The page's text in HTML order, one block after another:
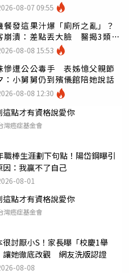
08-07 09:55
餐發這果汁爆「廁所之亂」？
崩潰：差點丟大臉 醫揭3類人
喝 08-08 15:53
慘遭公公毒手 表姊憶父親節
：小舅舅仍到殯儀館陪她說話
08-08 12:30
這點才有資格說愛你
灣癌症基金會
職棒生涯劃下句點！陽岱鋼曝引
因：我贏不了自己
08-01
這點才有資格說愛你
灣癌症基金會
很討厭小S！家長曝「校慶1舉
讓她徹底改觀 網友洗版認證
08-08